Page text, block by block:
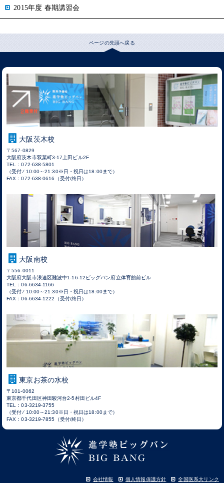
2015年度 春期講習会
ページの先頭へ戻る
大阪茨木校
〒567-0829
大阪府茨木市双葉町3-17上田ビル2F
TEL：072-638-5801
（受付 ⁄ 10:00～21:30※日・祝日は18:00まで）
FAX：072-638-0616（受付/終日）
大阪南校
〒556-0011
大阪府大阪市浪速区難波中1-16-12ビッグバン府立体育館前ビル
TEL：06-6634-1166
（受付 ⁄ 10:00～21:30※日・祝日は18:00まで）
FAX：06-6634-1222（受付/終日）
東京お茶の水校
〒101-0062
東京都千代田区神田駿河台2-5村田ビル4F
TEL：03-3219-3755
（受付 ⁄ 10:00～21:30※日・祝日は18:00まで）
FAX：03-3219-7855（受付/終日）
会社情報 個人情報保護方針 全国医系大リンク